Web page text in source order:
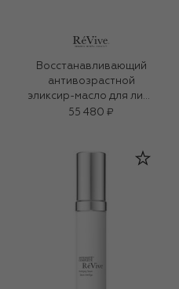
Восстанавливающий
антивозрастной
эликсир-масло для лица
(30ml)
55 480 ₽